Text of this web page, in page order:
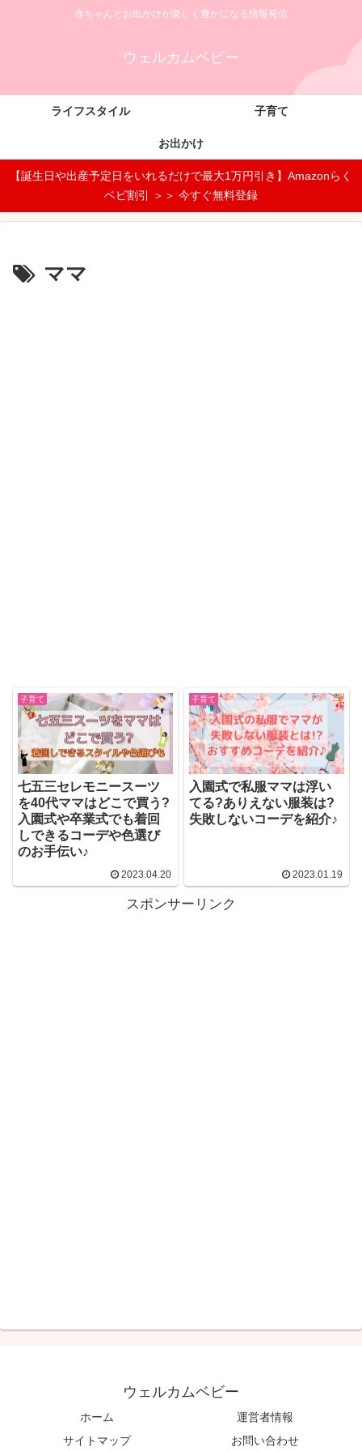
赤ちゃんとお出かけが楽しく豊かになる情報発信
ウェルカムベビー
ライフスタイル 子育て
お出かけ
【誕生日や出産予定日をいれるだけで最大1万円引き】Amazonらく
ベビ割引 ＞＞ 今すぐ無料登録
ママ
子育て
七五三セレモニースーツ
を40代ママはどこで買う?
入園式や卒業式でも着回
しできるコーデや色選び
のお手伝い♪
2023.04.20
子育て
入園式で私服ママは浮い
てる?ありえない服装は?
失敗しないコーデを紹介♪
2023.01.19
スポンサーリンク
ウェルカムベビー
ホーム
運営者情報
サイトマップ
お問い合わせ